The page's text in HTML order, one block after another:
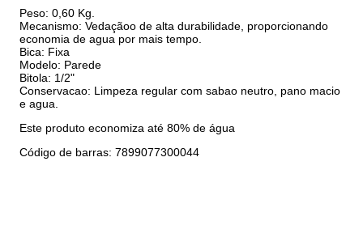
Peso: 0,60 Kg.
Mecanismo: Vedaçãoo de alta durabilidade, proporcionando
economia de agua por mais tempo.
Bica: Fixa
Modelo: Parede
Bitola: 1/2"
Conservacao: Limpeza regular com sabao neutro, pano macio
e agua.
Este produto economiza até 80% de água
Código de barras: 7899077300044